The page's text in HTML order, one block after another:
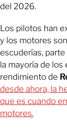
del 2026.
Los pilotos han
y los motores
escuderías,
la mayoría de los
rendimiento de
desde ahora, la
que es cuando
motores.